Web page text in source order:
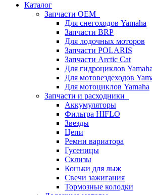
Каталог
Запчасти OEM
Для снегоходов Yamaha
Запчасти BRP
Для лодочных моторов
Запчасти POLARIS
Запчасти Arctic Cat
Для гидроциклов Yamaha
Для мотовездеходов
Для мотоциклов Yamaha
Запчасти и расходники
Аккумуляторы
Фильтра HIFLO
Звезды
Цепи
Ремни вариатора
Гусеницы
Склизы
Коньки для лыж
Свечи зажигания
Тормозные колодки